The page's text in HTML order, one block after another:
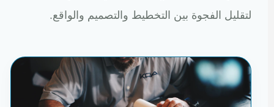
لتقليل الفجوة بين التخطيط والتصميم والواقع.